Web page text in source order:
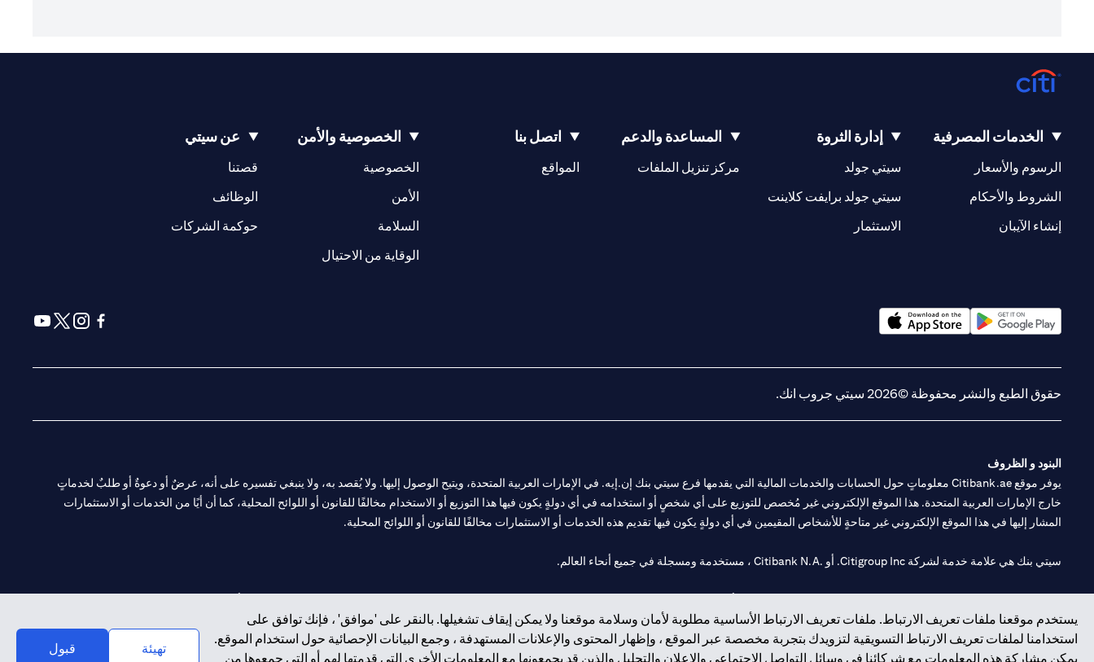
يستخدم موقعنا ملفات تعريف الارتباط. ملفات تعريف الارتباط الأساسية مطلوبة لأمان وسلامة موقعنا ولا يمكن إيقاف تشغيلها. بالنقر على 'موافق' ، فإنك توافق على
استخدامنا لملفات تعريف الارتباط التسويقية لتزويدك بتجربة مخصصة عبر الموقع ، وإظهار المحتوى والإعلانات المستهدفة ، وجمع البيانات الإحصائية حول استخدام الموقع.
يمكن مشاركة هذه المعلومات مع شركائنا في وسائل التواصل الاجتماعي والإعلان والتحليل والذين قد يجمعونها مع المعلومات الأخرى التي قدمتها لهم أو التي جمعوها من
تهيئة قبول
الخدمات المصرفية
الرسوم والأسعار
الشروط والأحكام
إنشاء الآيبان
إدارة الثروة
سيتي جولد
سيتي جولد برايفت كلاينت
الاستثمار
المساعدة والدعم
مركز تنزيل الملفات
اتصل بنا
المواقع
(opens in a new tab)
الخصوصية والأمن
الخصوصية
الأمن
السلامة
الوقاية من الاحتيال
عن سيتي
قصتنا
(opens in a new tab)
الوظائف
(opens in a new tab)
حوكمة الشركات
(opens in a new tab)
حقوق الطبع والنشر محفوظة ©2026 سيتي جروب انك.
البنود و الظروف
يوفر موقع Citibank.ae معلوماتٍ حول الحسابات والخدمات المالية التي يقدمها فرع سيتي بنك إن.إيه. في الإمارات العربية المتحدة، ويتيح الوصول إليها. ولا يُقصد به، ولا ينبغي تفسيره على أنه، عرضٌ أو دعوةٌ أو طلبٌ لخدماتٍ
خارج الإمارات العربية المتحدة. هذا الموقع الإلكتروني غير مُخصص للتوزيع على أي شخصٍ أو استخدامه في أي دولةٍ يكون فيها هذا التوزيع أو الاستخدام مخالفًا للقانون أو اللوائح المحلية، كما أن أيًا من الخدمات أو الاستثمارات
المشار إليها في هذا الموقع الإلكتروني غير متاحةٍ للأشخاص المقيمين في أي دولةٍ يكون فيها تقديم هذه الخدمات أو الاستثمارات مخالفًا للقانون أو اللوائح المحلية.
سيتي بنك هي علامة خدمة لشركة Citigroup Inc. أو .Citibank N.A ، مستخدمة ومسجلة في جميع أنحاء العالم.
فرع سيتي بنك إن إيه - الإمارات العربية المتحدة مرخص من مصرف الإمارات العربية المتحدة المركزي كفرع لبنك أجنبي.
وسيط تداول في الأسواق الدولية بموجب ترخيص رقم 20200000198 ج) إدارة المحافظ بموجب ترخيص رقم 20200000240 د) الحفظ بموجب ترخيص رقم 602003.